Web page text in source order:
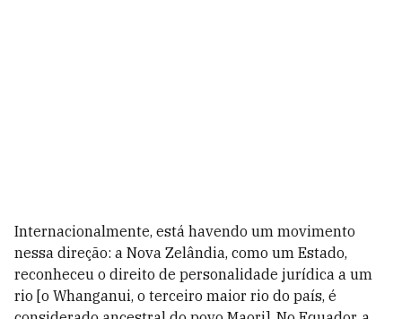
Internacionalmente, está havendo um movimento
nessa direção: a Nova Zelândia, como um Estado,
reconheceu o direito de personalidade jurídica a um
rio [o Whanganui, o terceiro maior rio do país, é